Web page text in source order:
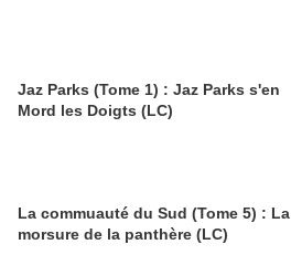
Jaz Parks (Tome 1) : Jaz Parks s'en
Mord les Doigts (LC)
La commuauté du Sud (Tome 5) : La
morsure de la panthère (LC)